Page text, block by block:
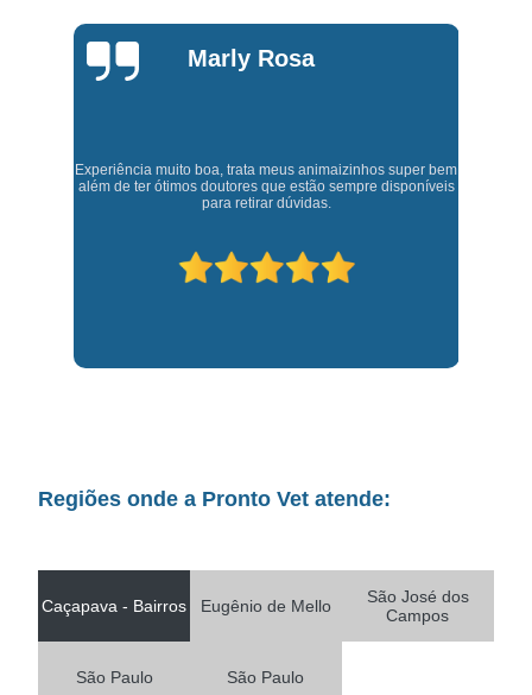
Marly Rosa
Experiência muito boa, trata meus animaizinhos super bem
além de ter ótimos doutores que estão sempre disponíveis
para retirar dúvidas.
Regiões onde a Pronto Vet atende:
Caçapava - Bairros Eugênio de Mello
São José dos
Campos
São Paulo São Paulo